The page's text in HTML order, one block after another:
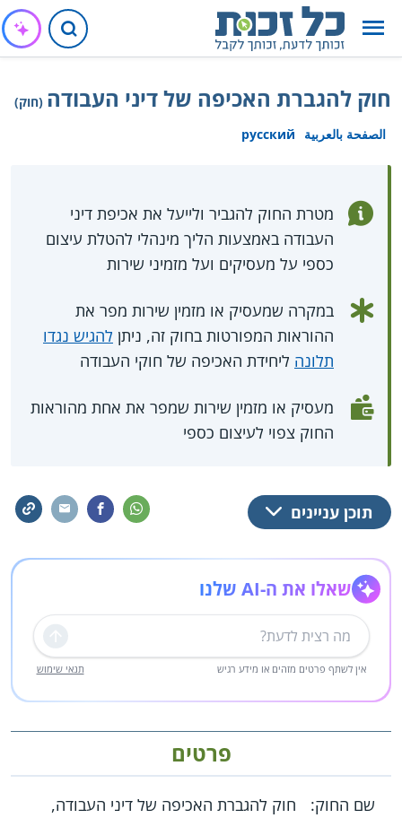
חוק להגברת האכיפה של דיני העבודה (חוק)
الصفحة بالعربية
русский
מטרת החוק להגביר ולייעל את אכיפת דיני
העבודה באמצעות הליך מינהלי להטלת עיצום
כספי על מעסיקים ועל מזמיני שירות
במקרה שמעסיק או מזמין שירות מפר את
ההוראות המפורטות בחוק זה, ניתן להגיש נגדו
תלונה ליחידת האכיפה של חוקי העבודה
מעסיק או מזמין שירות שמפר את אחת מהוראות
החוק צפוי לעיצום כספי
תוכן עניינים
שאלו את ה-AI שלנו
שליחה
אין לשתף פרטים מזהים או מידע רגיש תנאי שימוש
פרטים
שם החוק:
חוק להגברת האכיפה של דיני העבודה,